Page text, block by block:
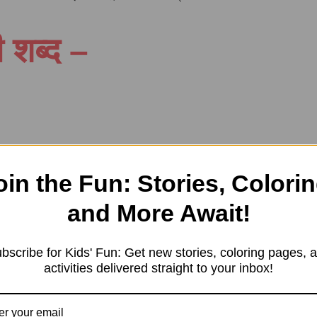
शब्द –
साथ साझा कर देते हैं, जिससे आपको दुनिया के पर्यायवाची शब्द समझने में
the Fun: Stories,
and More Await!
for Kids' Fun: Get new stories, coloring pages,
activities delivered straight to your inbox!